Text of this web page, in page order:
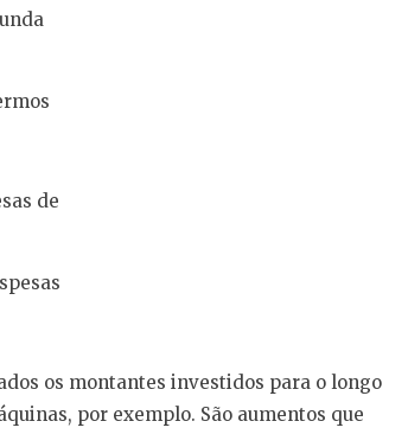
de
os montantes investidos para o longo
por exemplo. São aumentos que